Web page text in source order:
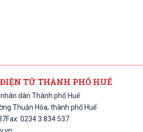
TỬ THÀNH PHỐ HUẾ
dân Thành phố Huế
Thuận Hóa, thành phố Huế
Fax: 0234 3 834 537